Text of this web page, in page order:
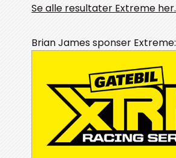
Se alle resultater Extreme her.
Brian James sponser Extreme: